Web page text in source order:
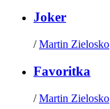
Joker
/Martin Zielosko
Favoritka
/Martin Zielosko